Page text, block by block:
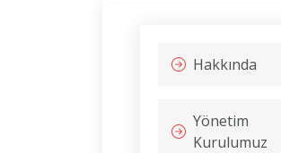
Hakkında
Yönetim
Kurulumuz